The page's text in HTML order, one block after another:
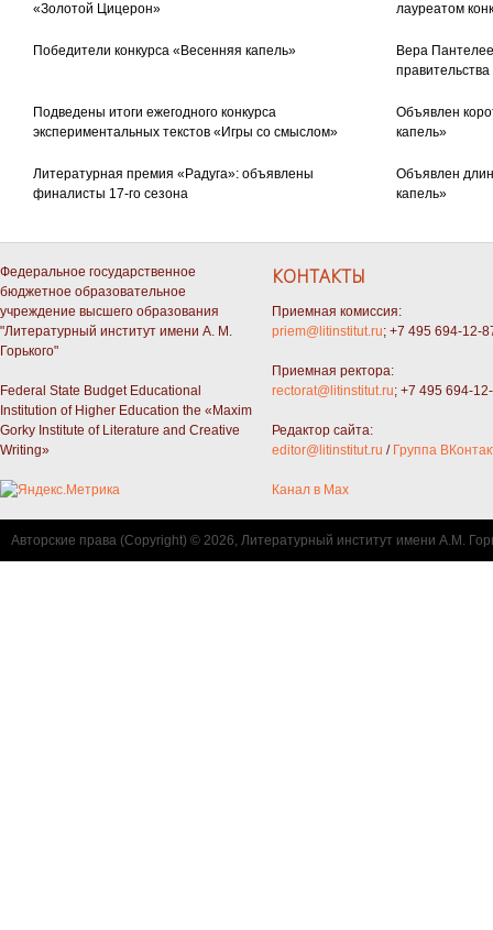
«Золотой Цицерон»
лауреатом
Победители конкурса «Весенняя капель»
Вера
Подведены итоги ежегодного конкурса
экспериментальных текстов «Игры со смыслом»
Объявлен
капель»
Литературная премия «Радуга»: объявлены
финалисты 17-го сезона
Объявлен
капель»
Федеральное государственное
бюджетное образовательное
учреждение высшего образования
"Литературный институт имени А. М.
Горького"
Federal State Budget Educational
Institution of Higher Education the «Maxim
Gorky Institute of Literature and Creative
Writing»
КОНТАКТЫ
Приемная комиссия:
priem@litinstitut.ru; +7 495 694-12-
Приемная ректора:
rectorat@litinstitut.ru; +7 495 694-
Редактор сайта:
editor@litinstitut.ru / Группа
Канал в Max
Авторские права (Copyright) © 2026, Литературный институт имени А.М.